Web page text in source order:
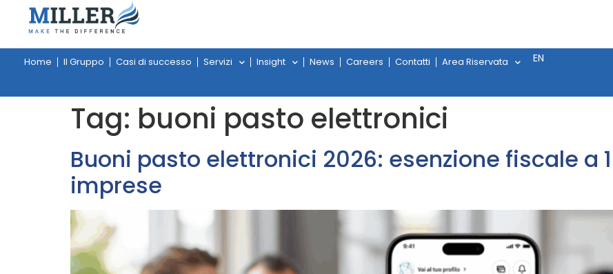
Home Il Gruppo Casi di successo Servizi Insight News Careers Contatti Area Riservata EN
Tag: buoni pasto elettronici
Buoni pasto elettronici 2026: esenzione fiscale a
imprese